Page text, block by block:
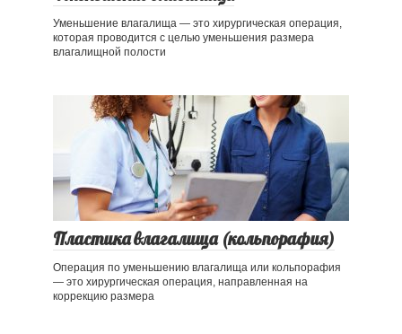
Уменьшение влагалища — это хирургическая операция,
которая проводится с целью уменьшения размера
влагалищной полости
Пластика влагалища (кольпорафия)
Операция по уменьшению влагалища или кольпорафия
— это хирургическая операция, направленная на
коррекцию размера